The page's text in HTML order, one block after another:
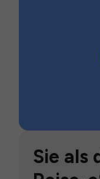
Sie als